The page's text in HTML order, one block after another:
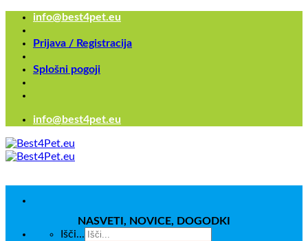
Skoči
vsebino
info@best4pet.eu
Prijava / Registracija
Splošni pogoji
info@best4pet.eu
Išči...
NASVETI, NOVICE, DOGODKI